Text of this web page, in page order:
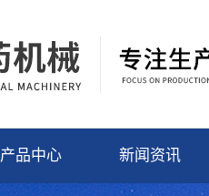
产品中心 新闻资讯